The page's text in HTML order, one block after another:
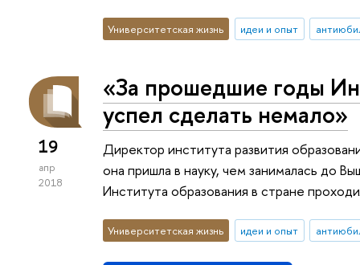
Университетская жизнь идеи и опыт
19
апр
2018
«За прошедшие годы
успел сделать немало»
Директор института развития
она пришла в науку, чем занималась до
Института образования в стране
Университетская жизнь идеи и опыт